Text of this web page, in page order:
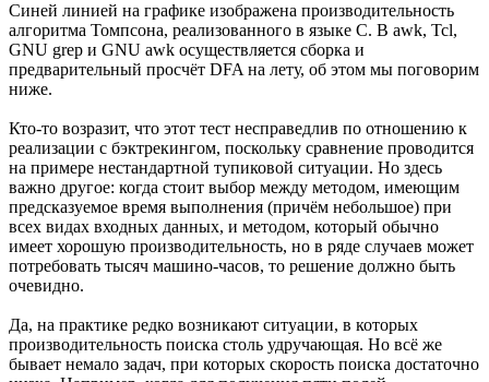
Синей линией на графике изображена производительность
алгоритма Томпсона, реализованного в языке С. В awk, Tcl,
GNU grep и GNU awk осуществляется сборка и
предварительный просчёт DFA на лету, об этом мы поговорим
ниже.
Кто-то возразит, что этот тест несправедлив по отношению к
реализации с бэктрекингом, поскольку сравнение проводится
на примере нестандартной тупиковой ситуации. Но здесь
важно другое: когда стоит выбор между методом, имеющим
предсказуемое время выполнения (причём небольшое) при
всех видах входных данных, и методом, который обычно
имеет хорошую производительность, но в ряде случаев может
потребовать тысяч машино-часов, то решение должно быть
очевидно.
Да, на практике редко возникают ситуации, в которых
производительность поиска столь удручающая. Но всё же
бывает немало задач, при которых скорость поиска достаточно